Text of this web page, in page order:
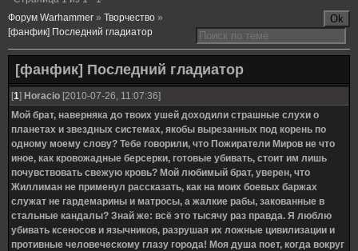
Форум Warhammer » Творчество »
[фанфик] Последний гладиатор
[фанфик] Последний гладиатор
[1] Horacio [2010-07-26, 11:07:36]
Мой брат, наверняка до твоих ушей доходили страшные слухи о
планетах и звездных системах, якобы вырезанных под корень по
одному моему слову? Тебе говорили, что Пожиратели Миров не что
иное, как кровожадные берсерки, готовые убивать, стоит им лишь
почувствовать свежую кровь? Мой любимый брат, уверен, что
Жиллиман не применул рассказать, как на моих боевых баржах
служат не гардемарины и матросы, а жалкие рабы, закованные в
стальные кандалы? Знай же: всё это тысячу раз правда. Я люблю
убивать ксеносов и язычников, разрушая их ложные цивилизации и
противные человеческому глазу города! Моя душа поет, когда вокруг